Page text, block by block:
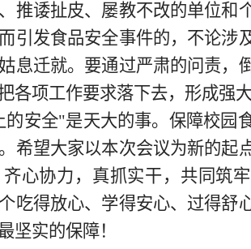
推诿扯皮、屡教不改的单位和
引发食品安全事件的，不论涉
息迁就。要通过严肃的问责，
各项工作要求落下去，形成强大
的安全"是天大的事。保障校园
希望大家以本次会议为新的起
心协力，真抓实干，共同筑
吃得放心、学得安心、过得舒
坚实的保障！